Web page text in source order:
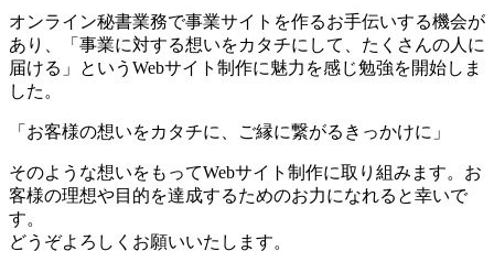
オンライン秘書業務で事業サイトを作るお手伝いする機会が
あり、「事業に対する想いをカタチにして、たくさんの人に
届ける」というWebサイト制作に魅力を感じ勉強を開始しま
した。
「お客様の想いをカタチに、ご縁に繋がるきっかけに」
そのような想いをもってWebサイト制作に取り組みます。お
客様の理想や目的を達成するためのお力になれると幸いで
す。
どうぞよろしくお願いいたします。